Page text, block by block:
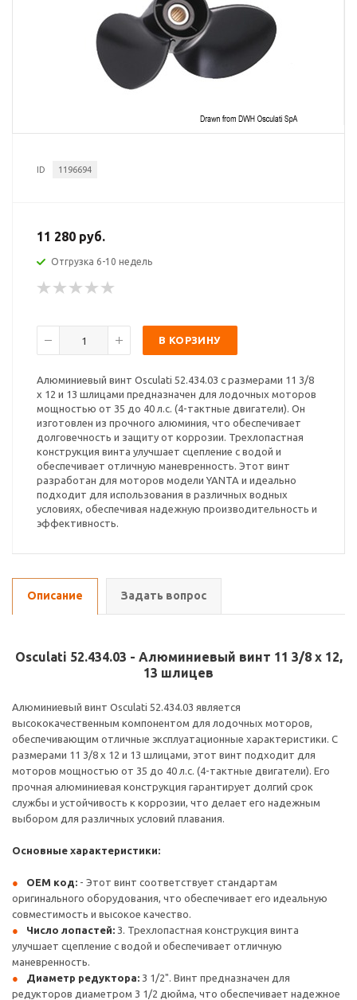
ID 1196694
11 280 руб.
Отгрузка 6-10 недель
В КОРЗИНУ
Алюминиевый винт Osculati 52.434.03 с размерами 11 3/8
x 12 и 13 шлицами предназначен для лодочных моторов
мощностью от 35 до 40 л.с. (4-тактные двигатели). Он
изготовлен из прочного алюминия, что обеспечивает
долговечность и защиту от коррозии. Трехлопастная
конструкция винта улучшает сцепление с водой и
обеспечивает отличную маневренность. Этот винт
разработан для моторов модели YANTA и идеально
подходит для использования в различных водных
условиях, обеспечивая надежную производительность и
эффективность.
Описание Задать вопрос
Osculati 52.434.03 - Алюминиевый винт 11 3/8 x 12,
13 шлицев
Алюминиевый винт Osculati 52.434.03 является
высококачественным компонентом для лодочных моторов,
обеспечивающим отличные эксплуатационные характеристики. С
размерами 11 3/8 x 12 и 13 шлицами, этот винт подходит для
моторов мощностью от 35 до 40 л.с. (4-тактные двигатели). Его
прочная алюминиевая конструкция гарантирует долгий срок
службы и устойчивость к коррозии, что делает его надежным
выбором для различных условий плавания.
Основные характеристики:
OEM код: - Этот винт соответствует стандартам
оригинального оборудования, что обеспечивает его идеальную
совместимость и высокое качество.
Число лопастей: 3. Трехлопастная конструкция винта
улучшает сцепление с водой и обеспечивает отличную
маневренность.
Диаметр редуктора: 3 1/2". Винт предназначен для
редукторов диаметром 3 1/2 дюйма, что обеспечивает надежное